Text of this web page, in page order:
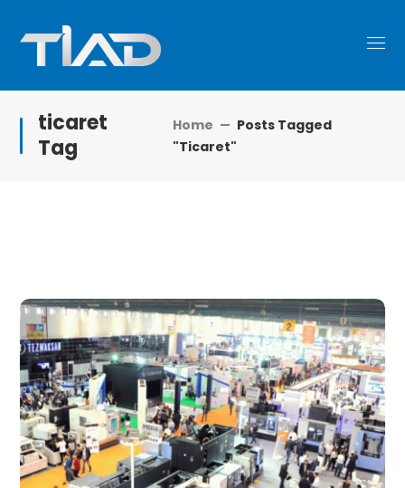
ticaret
Tag
Home
Posts Tagged
"ticaret"